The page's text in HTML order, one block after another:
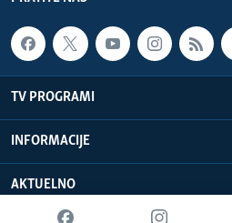
TV PROGRAMI
INFORMACIJE
AKTUELNO